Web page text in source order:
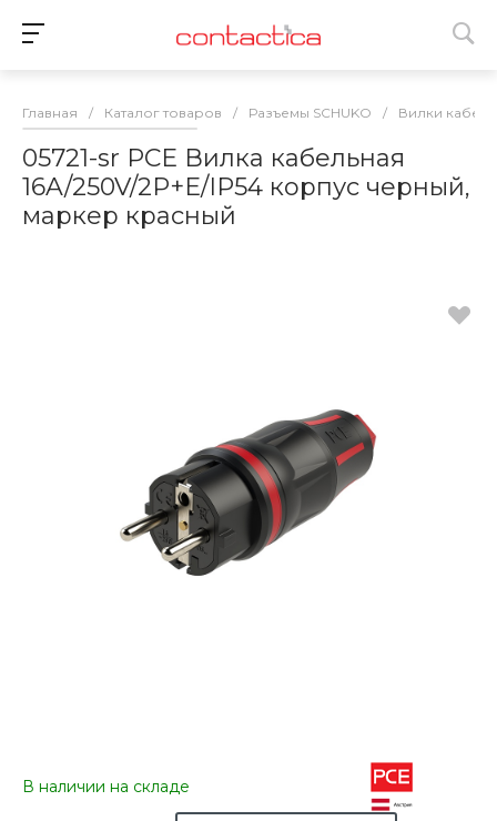
Главная / Каталог товаров / Разъемы SCHUKO / Вилки
05721-sr PCE Вилка кабельная
16A/250V/2P+E/IP54 корпус черный,
маркер красный
В наличии на складе